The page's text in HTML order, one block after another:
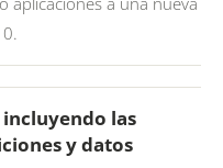
las
y datos